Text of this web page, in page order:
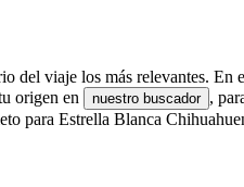
del viaje los más relevantes. En
origen en
nuestro buscador ,
para Estrella Blanca